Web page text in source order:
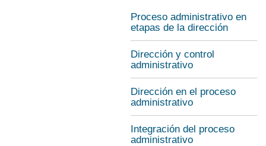
Proceso administrativo en
etapas de la dirección
Dirección y control
administrativo
Dirección en el proceso
administrativo
Integración del proceso
administrativo